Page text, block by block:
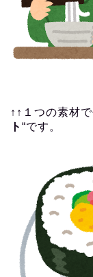
↑↑１つの素材
ト “です。